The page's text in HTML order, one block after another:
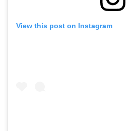
View this post on Instagram